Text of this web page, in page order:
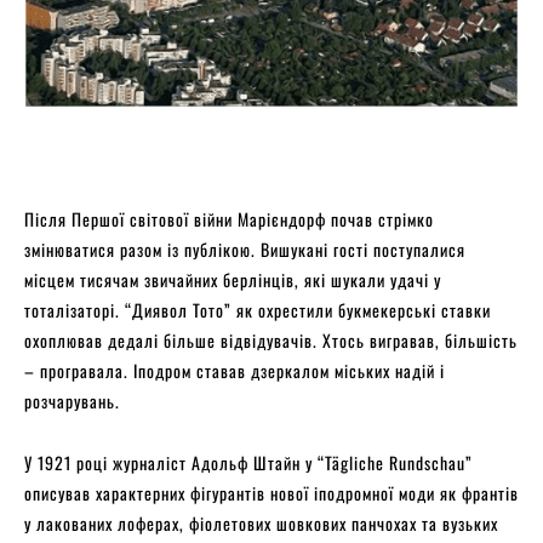
Після Першої світової війни Марієндорф почав стрімко
змінюватися разом із публікою. Вишукані гості поступалися
місцем тисячам звичайних берлінців, які шукали удачі у
тоталізаторі. “Диявол Тото” як охрестили букмекерські ставки
охоплював дедалі більше відвідувачів. Хтось вигравав, більшість
– програвала. Іподром ставав дзеркалом міських надій і
розчарувань.
У 1921 році журналіст Адольф Штайн у “Tägliche Rundschau”
описував характерних фігурантів нової іподромної моди як франтів
у лакованих лоферах, фіолетових шовкових панчохах та вузьких